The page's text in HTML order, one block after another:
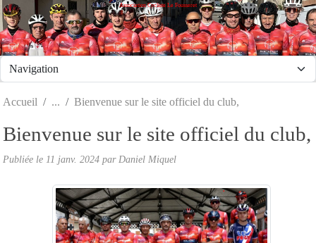
Association Cycliste Le Fousseret
Accueil Bienvenue sur le site officiel du club,
Bienvenue sur le site officiel du club,
Publiée le 11 janv. 2024 par Daniel Miquel
Panneau de gestion des cookies